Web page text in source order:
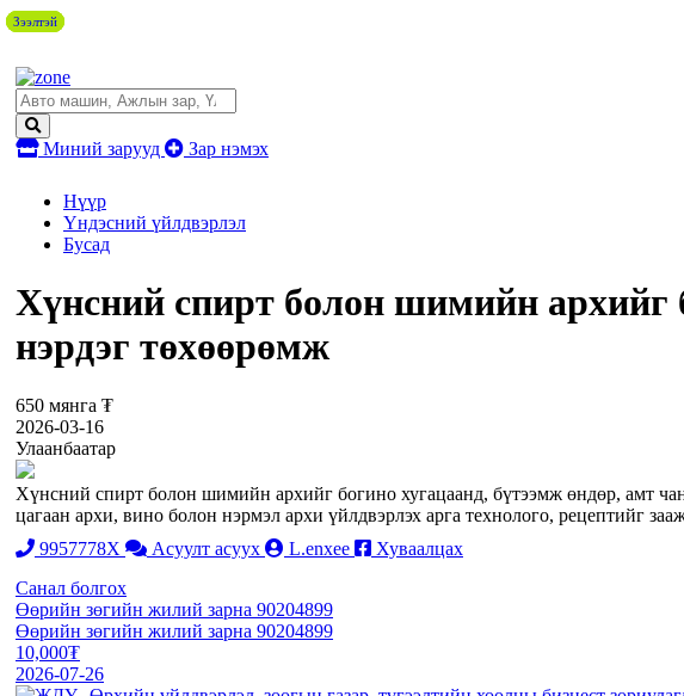
Миний зарууд Зар нэмэх
Нүүр
Үндэсний үйлдвэрлэл
Бусад
Хүнсний спирт болон шимийн архийг
нэрдэг төхөөрөмж
650 мянга ₮
2026-03-16
Улаанбаатар
Хүнсний спирт болон шимийн архийг богино хугацаанд, бүтээмж өндөр, амт
цагаан архи, вино болон нэрмэл архи үйлдвэрлэх арга технолого,
9957778X
Асуулт асуух L.enxee
Хуваалцах
Санал болгох
Өөрийн зөгийн жилий зарна 90204899
Өөрийн зөгийн жилий зарна 90204899
10,000₮
2026-07-26
Зээлтэй
Зээлтэй
Зээлтэй
Зээлтэй